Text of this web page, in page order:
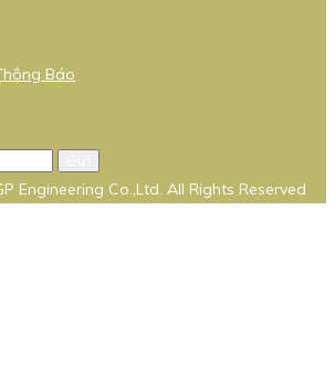
Engineering Co.,Ltd. All Rights Reserved